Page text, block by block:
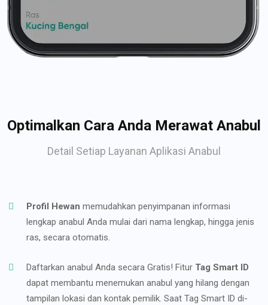
Optimalkan Cara Anda Merawat Anabul
Detail Setiap Layanan Aplikasi Anabul
Profil Hewan memudahkan penyimpanan informasi
lengkap anabul Anda mulai dari nama lengkap, hingga jenis
ras, secara otomatis.
Daftarkan anabul Anda secara Gratis! Fitur Tag Smart ID
dapat membantu menemukan anabul yang hilang dengan
tampilan lokasi dan kontak pemilik. Saat Tag Smart ID di-